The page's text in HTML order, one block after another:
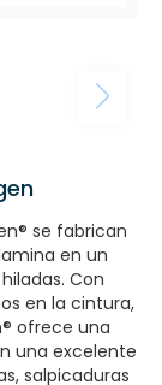
se fabrican
en un
Con
en la cintura,
ofrece una
una excelente
salpicaduras